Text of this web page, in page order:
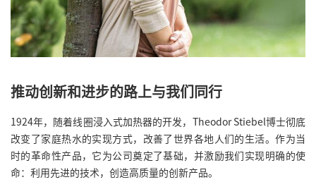
推动创新和进步的路上与我们同行
1924年，随着线圈浸入式加热器的开发，Theodor Stiebel博士彻底
改变了家庭热水的实现方式，改善了世界各地人们的生活。作为当
时的革命性产品，它为公司奠定了基础，并激励我们实现明确的使
命：利用先进的技术，创造高质量的创新产品。